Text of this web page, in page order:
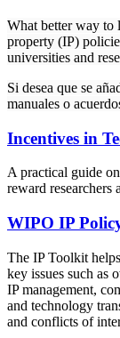
What better way to
property (IP)
universities and
Si desea que se
manuales o
Incentives in
A practical guide
reward researchers
WIPO IP
The IP Toolkit
key issues such as
IP management,
and technology
and conflicts of